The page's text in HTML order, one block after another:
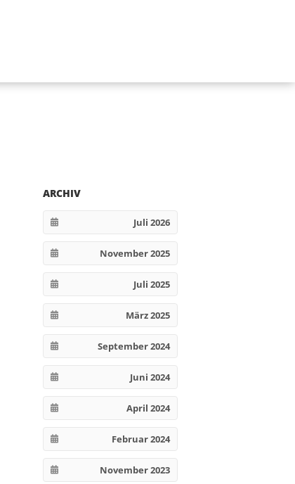
ARCHIV
Juli 2026
November 2025
Juli 2025
März 2025
September 2024
Juni 2024
April 2024
Februar 2024
November 2023